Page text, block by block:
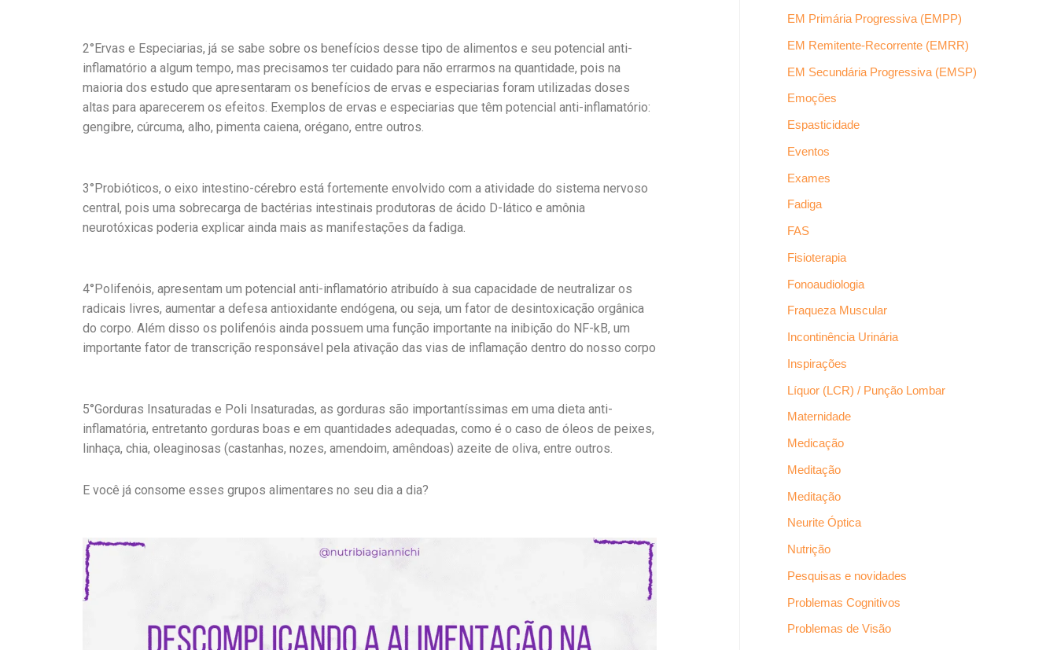
2°Ervas e Especiarias, já se sabe sobre os benefícios desse tipo de alimentos e seu potencial anti-
inflamatório a algum tempo, mas precisamos ter cuidado para não errarmos na quantidade, pois na
maioria dos estudo que apresentaram os benefícios de ervas e especiarias foram utilizadas doses
altas para aparecerem os efeitos. Exemplos de ervas e especiarias que têm potencial anti-inflamatório:
gengibre, cúrcuma, alho, pimenta caiena, orégano, entre outros.
3°Probióticos, o eixo intestino-cérebro está fortemente envolvido com a atividade do sistema nervoso
central, pois uma sobrecarga de bactérias intestinais produtoras de ácido D-lático e amônia
neurotóxicas poderia explicar ainda mais as manifestações da fadiga.
4°Polifenóis, apresentam um potencial anti-inflamatório atribuído à sua capacidade de neutralizar os
radicais livres, aumentar a defesa antioxidante endógena, ou seja, um fator de desintoxicação orgânica
do corpo. Além disso os polifenóis ainda possuem uma função importante na inibição do NF-kB, um
importante fator de transcrição responsável pela ativação das vias de inflamação dentro do nosso corpo
5°Gorduras Insaturadas e Poli Insaturadas, as gorduras são importantíssimas em uma dieta anti-
inflamatória, entretanto gorduras boas e em quantidades adequadas, como é o caso de óleos de peixes,
linhaça, chia, oleaginosas (castanhas, nozes, amendoim, amêndoas) azeite de oliva, entre outros.
E você já consome esses grupos alimentares no seu dia a dia?
EM Primária Progressiva (EMPP)
EM Remitente-Recorrente (EMRR)
EM Secundária Progressiva (EMSP)
Emoções
Espasticidade
Eventos
Exames
Fadiga
FAS
Fisioterapia
Fonoaudiologia
Fraqueza Muscular
Incontinência Urinária
Inspirações
Líquor (LCR) / Punção Lombar
Maternidade
Medicação
Meditação
Meditação
Neurite Óptica
Nutrição
Pesquisas e novidades
Problemas Cognitivos
Problemas de Visão